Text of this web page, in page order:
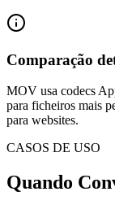
Comparação
MOV usa codecs
para ficheiros mais
para websites.
CASOS DE USO
Quando